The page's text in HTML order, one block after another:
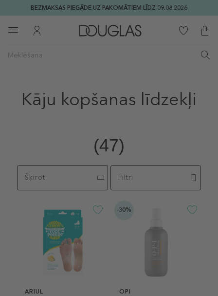
BEZMAKSAS PIEGĀDE UZ PAKOMĀTIEM LĪDZ 09.08.2026
Kāju kopšanas līdzekļi
(47)
Šķirot Filtri
ARIUL
-30%
OPI